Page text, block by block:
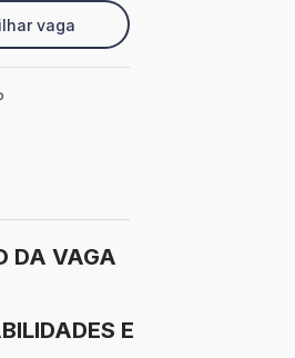
vaga
- SP
Presencial
DA VAGA
E